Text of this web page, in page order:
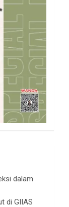
dalam
di GIIAS